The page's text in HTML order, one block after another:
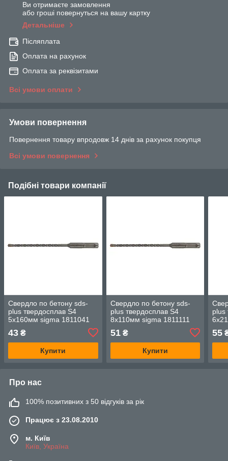
Ви отримаєте замовлення
або гроші повернуться на вашу картку
Детальніше
Післяплата
Оплата на рахунок
Оплата за реквізитами
Всі умови оплати
Умови повернення
Повернення товару впродовж 14 днів за рахунок покупця
Всі умови повернення
Подібні товари компанії
Свердло по бетону sds-
plus твердосплав S4
5х160мм sigma 1811041
43 ₴
Купити
Свердло по бетону sds-
plus твердосплав S4
8х110мм sigma 1811111
51₴
Купити
plus
55
Про нас
100% позитивних з 50 відгуків за рік
Працює з 23.08.2010
м. Київ
Київ, Україна